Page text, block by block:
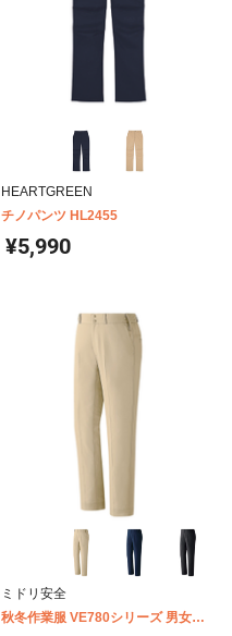
HEARTGREEN
チノパンツ HL2455
¥5,990
ミドリ安全
秋冬作業服 VE780シリーズ 男女共